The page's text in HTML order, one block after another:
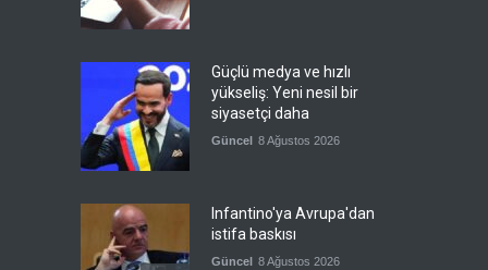
Güçlü medya ve hızlı
yükseliş: Yeni nesil bir
siyasetçi daha
Güncel 8 Ağustos 2026
Infantino'ya Avrupa'dan
istifa baskısı
Güncel 8 Ağustos 2026